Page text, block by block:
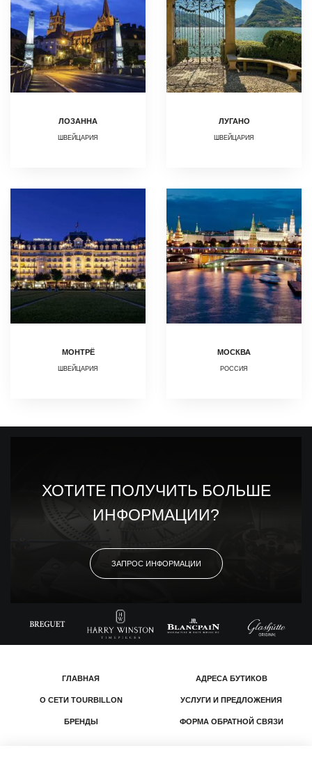
ЛОЗАННА
ШВЕЙЦАРИЯ
ЛУГАНО
ШВЕЙЦАРИЯ
МОНТРЁ
ШВЕЙЦАРИЯ
МОСКВА
РОССИЯ
ХОТИТЕ ПОЛУЧИТЬ БОЛЬШЕ
ИНФОРМАЦИИ?
ЗАПРОС ИНФОРМАЦИИ
ГЛАВНАЯ
О СЕТИ TOURBILLON
БРЕНДЫ
АДРЕСА БУТИКОВ
УСЛУГИ И ПРЕДЛОЖЕНИЯ
ФОРМА ОБРАТНОЙ СВЯЗИ